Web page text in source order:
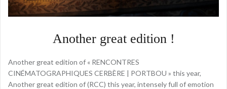
Another great edition !
Another great edition of « RENCONTRES
CINÉMATOGRAPHIQUES CERBÈRE | PORTBOU » this year,
Another great edition of (RCC) this year, intensely full of emotion